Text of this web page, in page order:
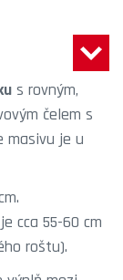
s rovným,
čelem s
masivu je u
cca 55-60 cm
roštu).